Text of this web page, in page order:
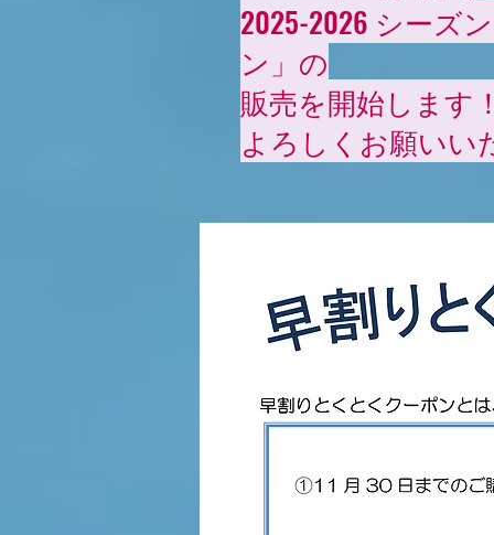
2025-2026 シーズ
ン」の
販売を開始します
よろしくお願いい